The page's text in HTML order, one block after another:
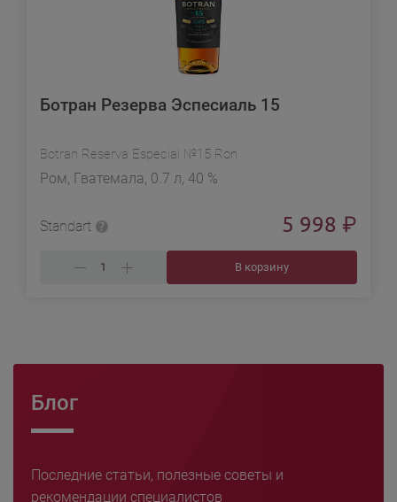
Ботран Резерва Эспесиаль 15
Botran Reserva Especial №15 Ron
Ром, Гватемала, 0.7 л, 40 %
Standart 5 998 ₽
В корзину
Блог
Последние статьи, полезные советы и
рекомендации специалистов